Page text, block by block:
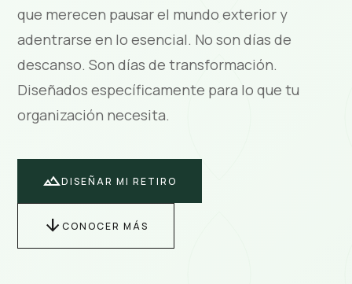
que merecen pausar el mundo exterior y
adentrarse en lo esencial. No son días de
descanso. Son días de transformación.
Diseñados específicamente para lo que tu
organización necesita.
terrainDISEÑAR MI RETIRO
arrow_downwardCONOCER MÁS